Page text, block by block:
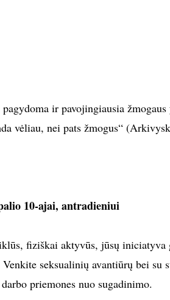
ir pavojingiausia
vėliau, nei pats žmogus“
10-ajai, antradieniui
fiziškai aktyvūs, jūsų
seksualinių avantiūrų bei su
priemones nuo sugadinimo.